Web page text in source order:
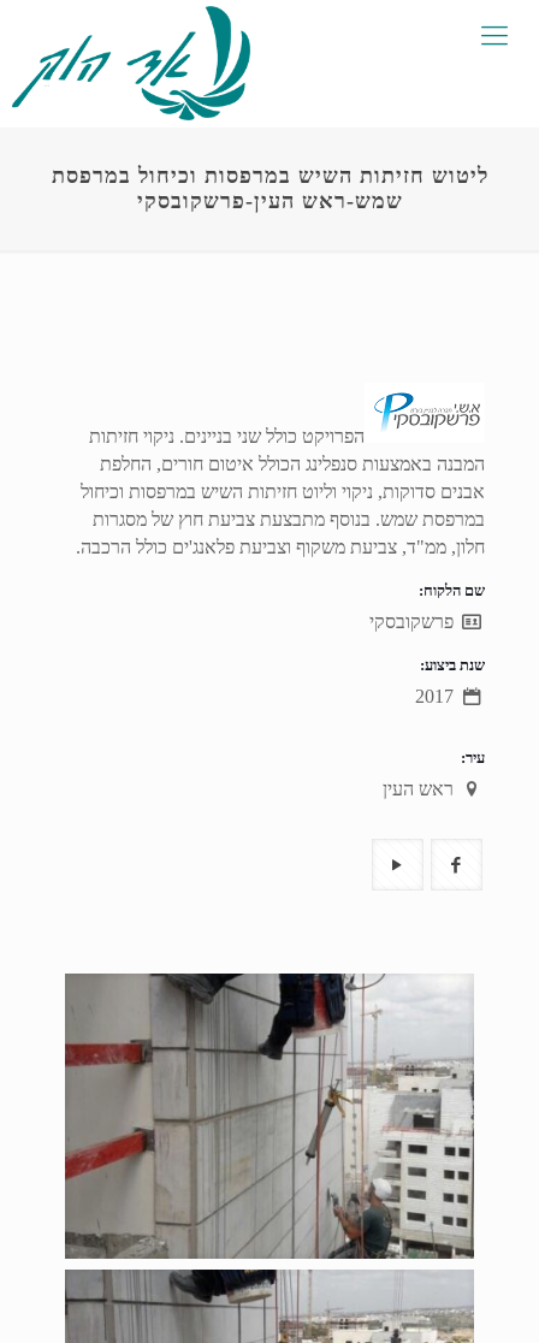
ליטוש חזיתות השיש במרפסות וכיחול במרפסת
שמש-ראש העין-פרשקובסקי
הפרויקט כולל שני בניינים. ניקוי חזיתות
המבנה באמצעות סנפלינג הכולל איטום חורים, החלפת
אבנים סדוקות, ניקוי וליוט חזיתות השיש במרפסות וכיחול
במרפסת שמש. בנוסף מתבצעת צביעת חוץ של מסגרות
חלון, ממ"ד, צביעת משקוף וצביעת פלאנג'ים כולל הרכבה.
שם הלקוח:
פרשקובסקי
שנת ביצוע:
2017
עיר:
ראש העין